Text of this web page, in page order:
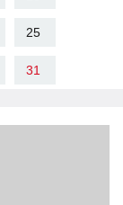
25
31